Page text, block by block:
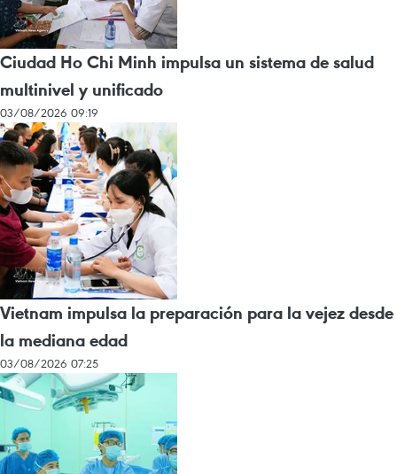
Ciudad Ho Chi Minh impulsa un sistema de salud
multinivel y unificado
03/08/2026 09:19
Vietnam impulsa la preparación para la vejez desde
la mediana edad
03/08/2026 07:25